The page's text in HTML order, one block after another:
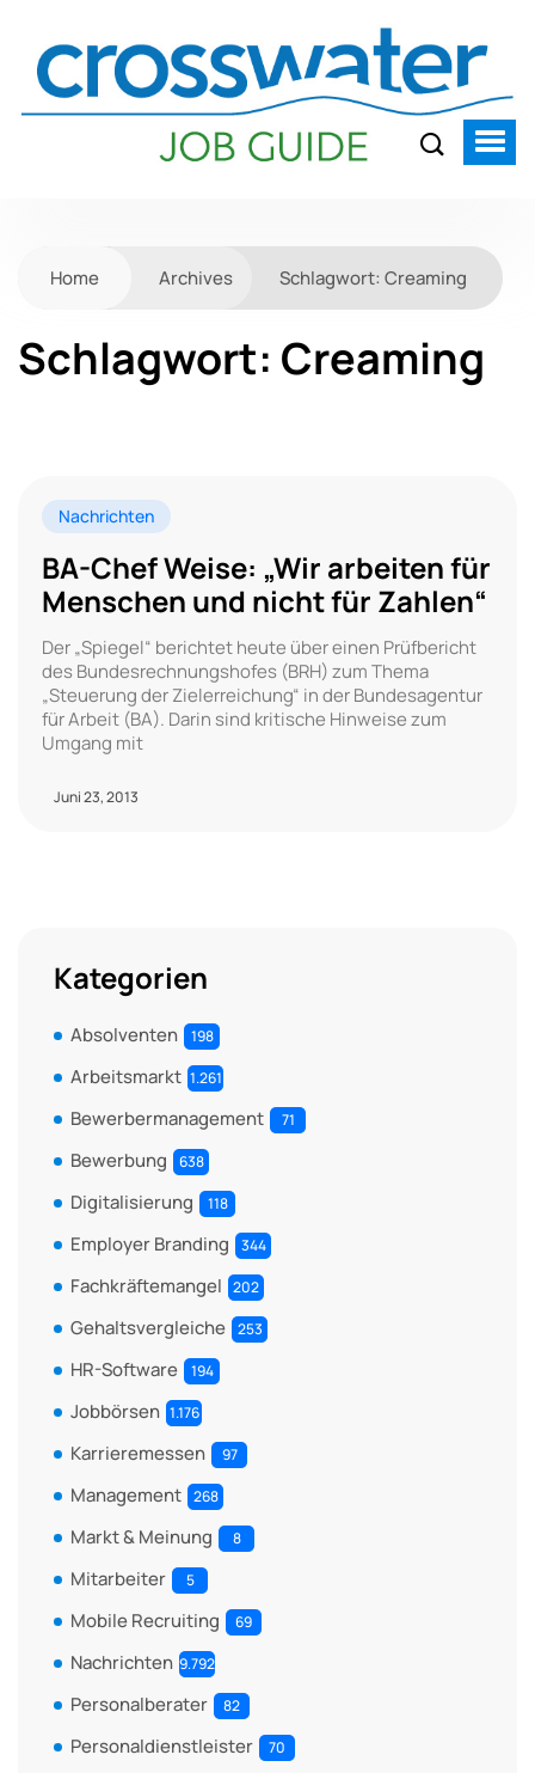
Home Archives Schlagwort: Creaming
Schlagwort: Creaming
Nachrichten
BA-Chef Weise: „Wir arbeiten für
Menschen und nicht für Zahlen“
Der „Spiegel“ berichtet heute über einen Prüfbericht
des Bundesrechnungshofes (BRH) zum Thema
„Steuerung der Zielerreichung“ in der Bundesagentur
für Arbeit (BA). Darin sind kritische Hinweise zum
Umgang mit
Juni 23, 2013
Kategorien
Absolventen 198
Arbeitsmarkt 1.261
Bewerbermanagement 71
Bewerbung 638
Digitalisierung 118
Employer Branding 344
Fachkräftemangel 202
Gehaltsvergleiche 253
HR-Software 194
Jobbörsen 1.176
Karrieremessen 97
Management 268
Markt & Meinung 8
Mitarbeiter 5
Mobile Recruiting 69
Nachrichten 9.792
Personalberater 82
Personaldienstleister 70